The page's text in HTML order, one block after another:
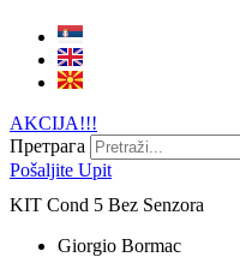
AKCIJA!!!
Претрага
Pošaljite Upit
KIT Cond 5 Bez Senzora
Giorgio Bormac